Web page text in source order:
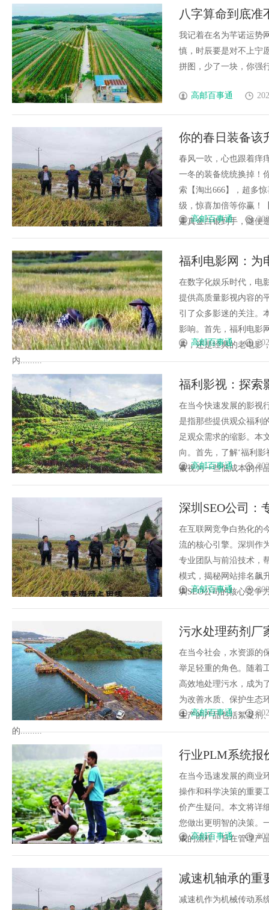
八字算命到底准
我记着在名为芊诺运势
慎，时辰要是对不上宁
拼图，少了一块，你强
高邮百事通
你的春日装备该
在派送中
春风一吹，心也跟着痒
一冬的装备统统换掉！
索【淘出666】，超多
级，惊喜加倍等你赢！
是真金白银到手，随便
高邮百事通
福利电影网：为
在数字化娱乐时代，电
提供高质量影视内容的
引了众多影迷的关注。
影响。首先，福利电影
片，还是经典的老电影
内.........
高邮百事通
福利影视：探索
在当今快速发展的影视
是指那些提供观众福利
足观众需求的缩影。本
向。首先，了解‘福利
被视为一些低成本的作
高邮百事通
深圳SEO公司：
在互联网竞争白热化的
流的核心引擎。深圳作
专业团队与前沿技术，
模式，揭秘网站排名飙
圳SEO公司的核心竞争
高邮百事通
污水处理药剂厂
在当今社会，水资源的
举足轻重的角色。随着
高效地处理污水，成为
为改善水质、保护生态
生产的产品包括絮凝剂
的.........
高邮百事通
行业PLM系统报
在当今迅速发展的商业
操作和科学决策的重要
价产生疑问。本文将详
您做出更明智的决策。
成的流程，旨在管理产
高邮百事通
减速机轴承的重
减速机作为机械传动系